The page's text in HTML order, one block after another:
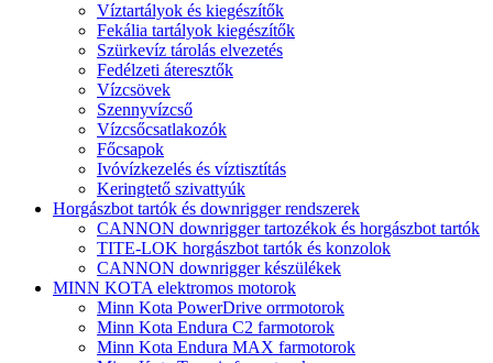
Víztartályok és kiegészítők
Fekália tartályok kiegészítők
Szürkevíz tárolás elvezetés
Fedélzeti áteresztők
Vízcsövek
Szennyvízcső
Vízcsőcsatlakozók
Főcsapok
Ivóvízkezelés és víztisztítás
Keringtető szivattyúk
Horgászbot tartók és downrigger rendszerek
CANNON downrigger tartozékok és horgászbot tartók
TITE-LOK horgászbot tartók és konzolok
CANNON downrigger készülékek
MINN KOTA elektromos motorok
Minn Kota PowerDrive orrmotorok
Minn Kota Endura C2 farmotorok
Minn Kota Endura MAX farmotorok